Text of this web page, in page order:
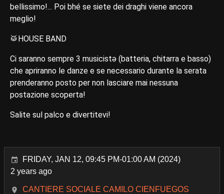
bellissimo!... Poi bhé se siete dei draghi viene ancora
meglio!
🥁HOUSE BAND
Ci saranno sempre 3 musicistə (batteria, chitarra e basso)
che apriranno le danze e se necessario durante la serata
prenderanno posto per non lasciare mai nessuna
postazione scoperta!
Salite sul palco e divertitevi!
FRIDAY, JAN 12, 09:45 PM-01:00 AM (2024)
2 years ago
CANTIERE SOCIALE CAMILO CIENFUEGOS